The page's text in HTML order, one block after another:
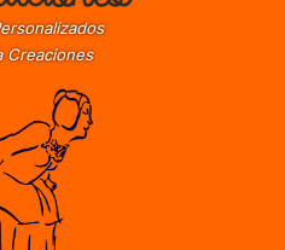
Creaciones